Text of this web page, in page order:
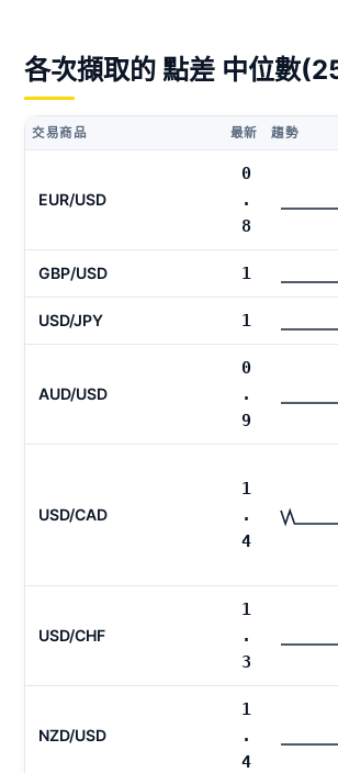
各次擷取的 點差 中位數
交易商品 最新 趨勢
EUR/USD
0
.
8
GBP/USD 1
USD/JPY 1
AUD/USD
0
.
9
USD/CAD
1
.
4
USD/CHF
1
.
3
NZD/USD
1
.
4